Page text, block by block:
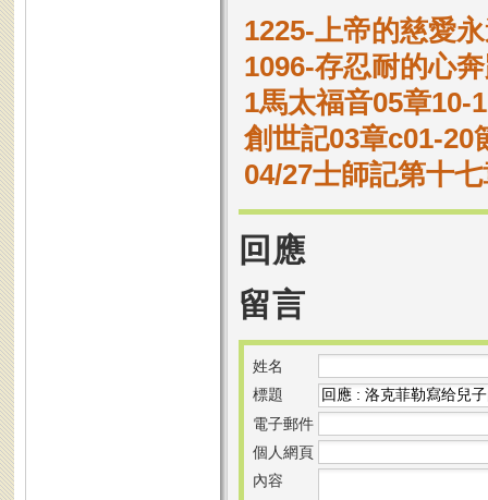
1225-上帝的慈愛
1096-存忍耐的心
1馬太福音05章10-
創世記03章c01-
04/27士師記第十
回應
留言
姓名
標題
電子郵件
個人網頁
內容